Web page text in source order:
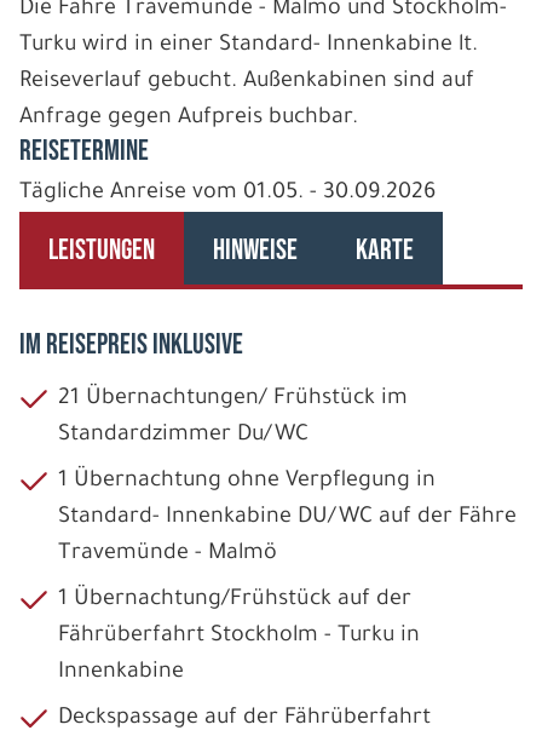
Die Fähre Travemünde - Malmö und Stockholm-
Turku wird in einer Standard- Innenkabine lt.
Reiseverlauf gebucht. Außenkabinen sind auf
Anfrage gegen Aufpreis buchbar.
REISETERMINE
Tägliche Anreise vom 01.05. - 30.09.2026
LEISTUNGEN HINWEISE KARTE
IM REISEPREIS INKLUSIVE
21 Übernachtungen/ Frühstück im
Standardzimmer Du/WC
1 Übernachtung ohne Verpflegung in
Standard- Innenkabine DU/WC auf der Fähre
Travemünde - Malmö
1 Übernachtung/Frühstück auf der
Fährüberfahrt Stockholm - Turku in
Innenkabine
Deckspassage auf der Fährüberfahrt